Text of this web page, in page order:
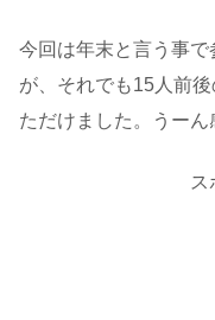
今回は年末と言う事
が、それでも15人前
ただけました。うーん
ス